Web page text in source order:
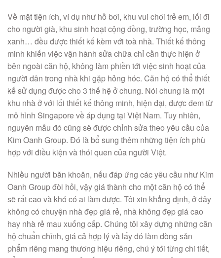
Về mặt tiện ích, ví dụ như hồ bơi, khu vui chơi trẻ em, lối đi
cho người già, khu sinh hoạt cộng đồng, trường học, mảng
xanh… đều được thiết kế kèm với toà nhà. Thiết kế thông
minh khiến việc vận hành sửa chữa chỉ cần thực hiện ở
bên ngoài căn hộ, không làm phiền tới việc sinh hoạt của
người dân trong nhà khi gặp hỏng hóc. Căn hộ có thể thiết
kế sử dụng được cho 3 thế hệ ở chung. Nói chung là một
khu nhà ở với lối thiết kế thông minh, hiện đại, được đem từ
mô hình Singapore về áp dụng tại Việt Nam. Tuy nhiên,
nguyên mẫu đó cũng sẽ được chỉnh sửa theo yêu cầu của
Kim Oanh Group. Đó là bổ sung thêm những tiện ích phù
hợp với điều kiện và thói quen của người Việt.
Nhiều người băn khoăn, nếu đáp ứng các yêu cầu như Kim
Oanh Group đòi hỏi, vậy giá thành cho một căn hộ có thể
sẽ rất cao và khó có ai làm được. Tôi xin khẳng định, ở đây
không có chuyện nhà đẹp giá rẻ, nhà không đẹp giá cao
hay nhà rẻ mau xuống cấp. Chúng tôi xây dựng những căn
hộ chuẩn chỉnh, giá cả hợp lý và lấy đó làm dòng sản
phẩm riêng mang thương hiệu riêng, chú ý tới từng chi tiết,